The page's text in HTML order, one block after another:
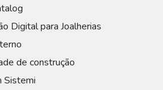
Digital para Joalherias
de construção
Sistemi